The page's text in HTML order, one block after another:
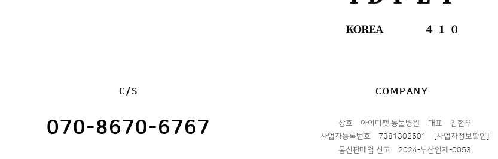
C/S
070-8670-6767
COMPANY
상호 아이디펫 동물병원 대표
김현우
사업자등록번호
7381302501
[사업자정보확인]
통신판매업 신고
2024-부산연제-0053